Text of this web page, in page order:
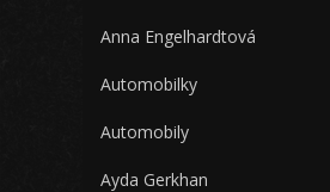
Anna Engelhardtová
Automobilky
Automobily
Ayda Gerkhan